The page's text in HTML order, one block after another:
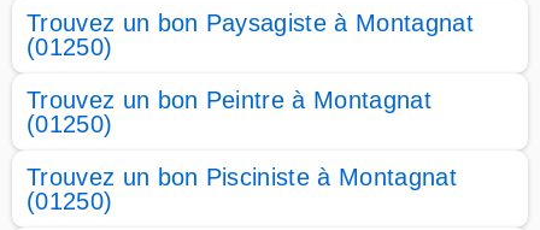
Trouvez un bon Paysagiste à Montagnat
(01250)
Trouvez un bon Peintre à Montagnat
(01250)
Trouvez un bon Pisciniste à Montagnat
(01250)